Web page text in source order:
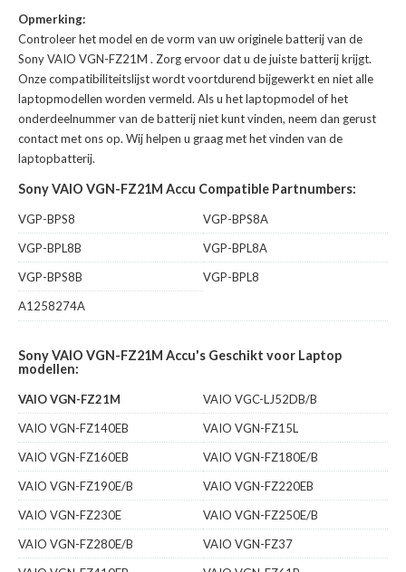
Opmerking:
Controleer het model en de vorm van uw originele batterij van de
Sony VAIO VGN-FZ21M . Zorg ervoor dat u de juiste batterij krijgt.
Onze compatibiliteitslijst wordt voortdurend bijgewerkt en niet alle
laptopmodellen worden vermeld. Als u het laptopmodel of het
onderdeelnummer van de batterij niet kunt vinden, neem dan gerust
contact met ons op. Wij helpen u graag met het vinden van de
laptopbatterij.
Sony VAIO VGN-FZ21M Accu Compatible Partnumbers:
VGP-BPS8
VGP-BPS8A
VGP-BPL8B
VGP-BPL8A
VGP-BPS8B
VGP-BPL8
A1258274A
Sony VAIO VGN-FZ21M Accu's Geschikt voor Laptop
modellen:
VAIO VGN-FZ21M
VAIO VGC-LJ52DB/B
VAIO VGN-FZ140EB
VAIO VGN-FZ15L
VAIO VGN-FZ160EB
VAIO VGN-FZ180E/B
VAIO VGN-FZ190E/B
VAIO VGN-FZ220EB
VAIO VGN-FZ230E
VAIO VGN-FZ250E/B
VAIO VGN-FZ280E/B
VAIO VGN-FZ37